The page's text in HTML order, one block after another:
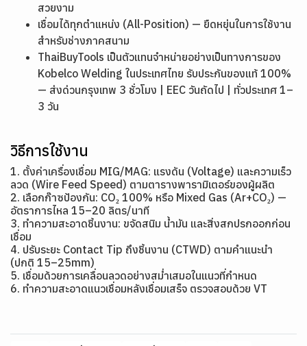
สวยงาม
เชื่อมได้ทุกตำแหน่ง (All-Position) — ยืดหยุ่นในการใช้งาน
สำหรับช่างภาคสนาม
ThaiBuyTools เป็นตัวแทนจำหน่ายอย่างเป็นทางการของ
Kobelco Welding ในประเทศไทย รับประกันของแท้ 100%
— ส่งด่วนกรุงเทพ 3 ชั่วโมง | EEC วันถัดไป | ทั่วประเทศ 1–
3 วัน
วิธีการใช้งาน
1. ตั้งค่าเครื่องเชื่อม MIG/MAG: แรงดัน (Voltage) และความเร็ว
ลวด (Wire Feed Speed) ตามตารางพารามิเตอร์ของผู้ผลิต
2. เลือกก๊าซป้องกัน: CO₂ 100% หรือ Mixed Gas (Ar+CO₂) —
อัตราการไหล 15–20 ลิตร/นาที
3. ทำความสะอาดชิ้นงาน: ขจัดสนิม น้ำมัน และสิ่งสกปรกออกก่อน
เชื่อม
4. ปรับระยะ Contact Tip ถึงชิ้นงาน (CTWD) ตามคำแนะนำ
(ปกติ 15–25mm)
5. เชื่อมด้วยการเคลื่อนลวดอย่างสม่ำเสมอในแนวที่กำหนด
6. ทำความสะอาดแนวเชื่อมหลังเชื่อมเสร็จ ตรวจสอบด้วย VT